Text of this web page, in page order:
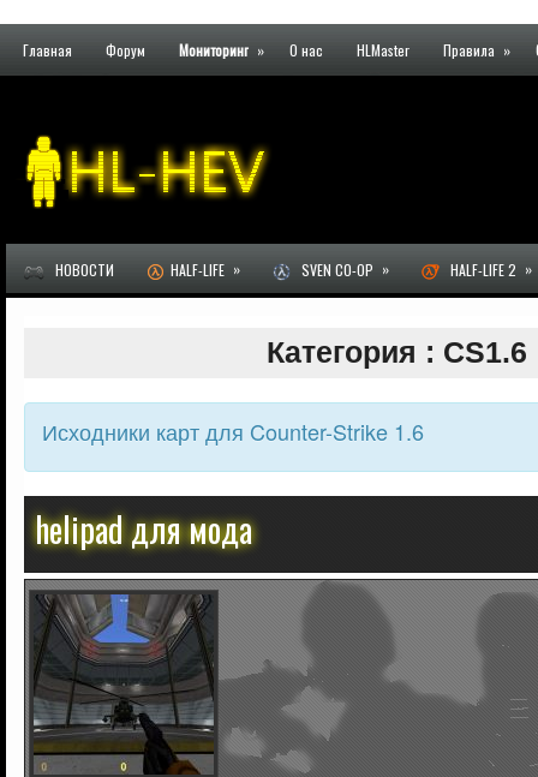
Главная Форум Мониторинг » О нас HLMaster Правила »
НОВОСТИ HALF-LIFE » SVEN CO-OP » HALF-LIFE 2 »
Категория : CS1.6
Исходники карт для Counter-Strike 1.6
helipad для мода